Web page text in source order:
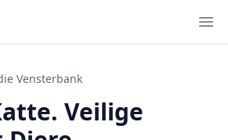
Vensterbank
Veilige